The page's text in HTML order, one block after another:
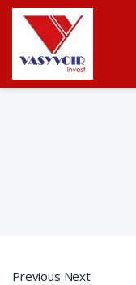
Previous Next